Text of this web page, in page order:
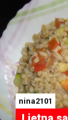
nina2101